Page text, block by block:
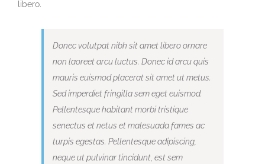
libero.
Donec volutpat nibh sit amet libero ornare
non laoreet arcu luctus. Donec id arcu quis
mauris euismod placerat sit amet ut metus.
Sed imperdiet fringilla sem eget euismod.
Pellentesque habitant morbi tristique
senectus et netus et malesuada fames ac
turpis egestas. Pellentesque adipiscing,
neque ut pulvinar tincidunt, est sem